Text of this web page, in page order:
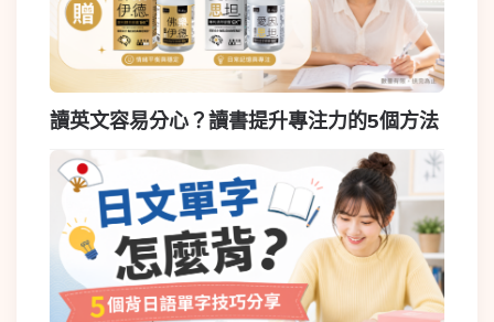
讀英文容易分心？讀書提升專注力的5個方法